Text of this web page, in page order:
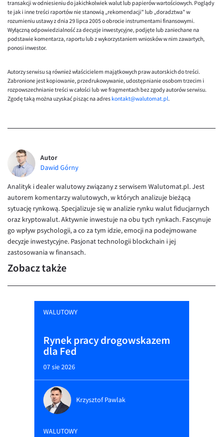
transakcji w odniesieniu do jakichkolwiek walut lub papierów wartościowych. Poglądy
te jak i inne treści raportów nie stanowią „rekomendacji" lub „doradztwa" w
rozumieniu ustawy z dnia 29 lipca 2005 o obrocie instrumentami finansowymi.
Wyłączną odpowiedzialność za decyzje inwestycyjne, podjęte lub zaniechane na
podstawie komentarza, raportu lub z wykorzystaniem wniosków w nim zawartych,
ponosi inwestor.
Autorzy serwisu są również właścicielem majątkowych praw autorskich do treści.
Zabronione jest kopiowanie, przedrukowywanie, udostępnianie osobom trzecim i
rozpowszechnianie treści w całości lub we fragmentach bez zgody autorów serwisu.
Zgodę taką można uzyskać pisząc na adres kontakt@walutomat.pl.
Autor
Dawid Górny
Analityk i dealer walutowy związany z serwisem Walutomat.pl. Jest
autorem komentarzy walutowych, w których analizuje bieżącą
sytuację rynkową. Specjalizuje się w analizie rynku walut fiducjarnych
oraz kryptowalut. Aktywnie inwestuje na obu tych rynkach. Fascynuje
go wpływ psychologii, a co za tym idzie, emocji na podejmowane
decyzje inwestycyjne. Pasjonat technologii blockchain i jej
zastosowania w finansach.
Zobacz także
WALUTOWY
Rynek pracy drogowskazem
dla Fed
07 sie 2026
Krzysztof Pawlak
WALUTOWY